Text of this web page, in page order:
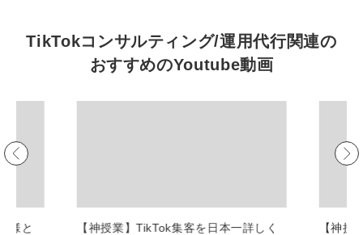
TikTokコンサルティング/運用代行関連の
おすすめのYoutube動画
様と
【神授業】TikTok集客を日本一詳しく
【神授